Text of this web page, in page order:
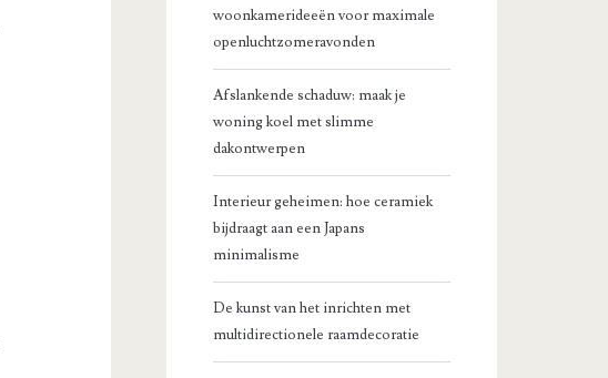
woonkamerideeën voor maximale
openluchtzomeravonden
Afslankende schaduw: maak je
woning koel met slimme
dakontwerpen
Interieur geheimen: hoe ceramiek
bijdraagt aan een Japans
minimalisme
De kunst van het inrichten met
multidirectionele raamdecoratie